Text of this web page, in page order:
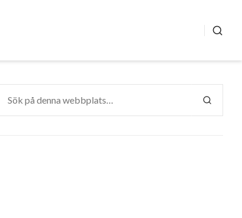
efter:
SÖK